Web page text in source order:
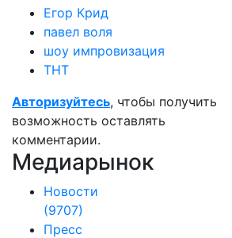
Егор Крид
павел воля
шоу импровизация
ТНТ
Авторизуйтесь, чтобы получить
возможность оставлять
комментарии.
Медиарынок
Новости
(9707)
Пресс